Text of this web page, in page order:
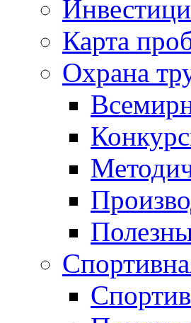
Карта
Охрана